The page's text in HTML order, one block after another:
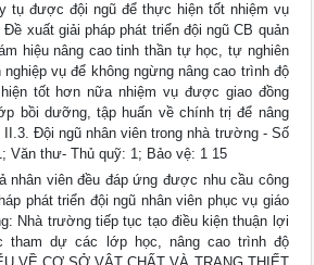
tụ được đội ngũ để thực hiện tốt nhiệm vụ
xuất giải pháp phát triển đội ngũ CB quản
hiệu nâng cao tinh thần tự học, tự nghiên
vụ để không ngừng nâng cao trình độ
tốt hơn nữa nhiệm vụ được giao đồng
bồi dưỡng, tập huấn về chính trị để nâng
Đội ngũ nhân viên trong nhà trường - Số
Văn thư- Thủ quỹ: 1; Bảo vệ: 1 15
nhân viên đều đáp ứng được nhu cầu công
phát triển đội ngũ nhân viên phục vụ giáo
Nhà trường tiếp tục tạo điều kiện thuận lợi
tham dự các lớp học, nâng cao trình độ